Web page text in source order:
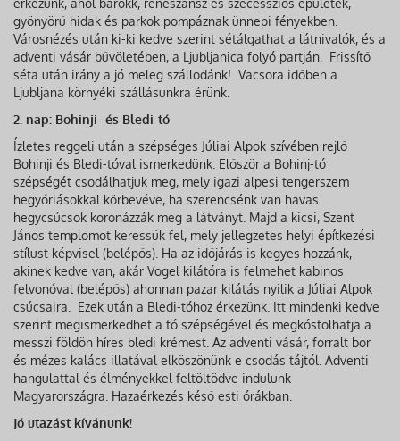
érkezünk, ahol barokk, reneszánsz és szecessziós épületek,
gyönyörű hidak és parkok pompáznak ünnepi fényekben.
Városnézés után ki-ki kedve szerint sétálgathat a látnivalók, és a
adventi vásár bűvöletében, a Ljubljanica folyó partján. Frissítő
séta után irány a jó meleg szállodánk! Vacsora időben a
Ljubljana környéki szállásunkra érünk.
2. nap: Bohinji- és Bledi-tó
Ízletes reggeli után a szépséges Júliai Alpok szívében rejlő
Bohinji és Bledi-tóval ismerkedünk. Először a Bohinj-tó
szépségét csodálhatjuk meg, mely igazi alpesi tengerszem
hegyóriásokkal körbevéve, ha szerencsénk van havas
hegycsúcsok koronázzák meg a látványt. Majd a kicsi, Szent
János templomot keressük fel, mely jellegzetes helyi építkezési
stílust képvisel (belépős). Ha az időjárás is kegyes hozzánk,
akinek kedve van, akár Vogel kilátóra is felmehet kabinos
felvonóval (belépős) ahonnan pazar kilátás nyilik a Júliai Alpok
csúcsaira. Ezek után a Bledi-tóhoz érkezünk. Itt mindenki kedve
szerint megismerkedhet a tó szépségével és megkóstolhatja a
messzi földön híres bledi krémest. Az adventi vásár, forralt bor
és mézes kalács illatával elköszönünk e csodás tájtól. Adventi
hangulattal és élményekkel feltöltödve indulunk
Magyarországra. Hazaérkezés késő esti órákban.
Jó utazást kívánunk!